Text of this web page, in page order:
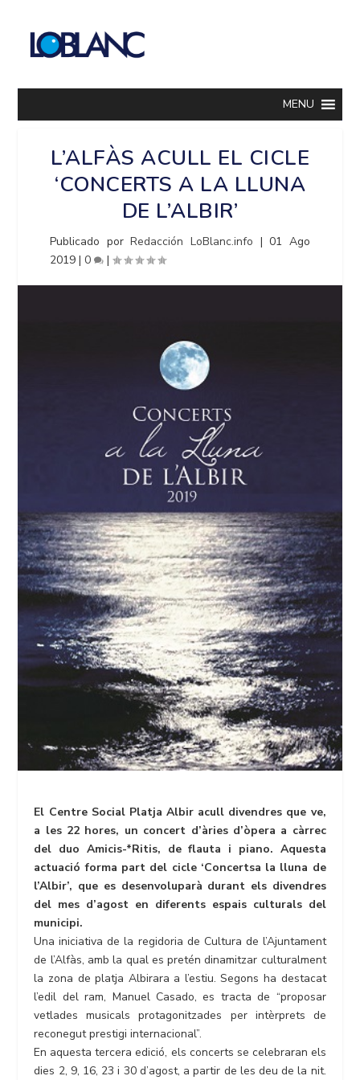
MENU
L’ALFÀS ACULL EL CICLE
‘CONCERTS A LA LLUNA
DE L’ALBIR’
Publicado porRedacción LoBlanc.info |01 Ago
2019 |0 |
El Centre Social Platja Albir acull divendres que ve,
a les 22 hores, un concert d’àries d’òpera a càrrec
del duo Amicis-*Ritis, de flauta i piano. Aquesta
actuació forma part del cicle ‘Concertsa la lluna de
l’Albir’, que es desenvoluparà durant els divendres
del mes d’agost en diferents espais culturals del
municipi.
Una iniciativa de la regidoria de Cultura de l’Ajuntament
de l’Alfàs, amb la qual es pretén dinamitzar culturalment
la zona de platja Albirara a l’estiu. Segons ha destacat
l’edil del ram, Manuel Casado, es tracta de “proposar
vetlades musicals protagonitzades per intèrprets de
reconegut prestigi internacional”.
En aquesta tercera edició, els concerts se celebraran els
dies 2, 9, 16, 23 i 30 d’agost, a partir de les deu de la nit.